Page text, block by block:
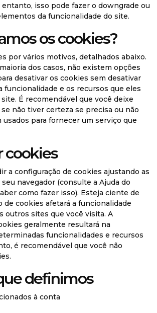
entanto, isso pode fazer o downgrade ou
da funcionalidade do site.
os cookies?
por vários motivos, detalhados abaixo.
dos casos, não existem opções
desativar os cookies sem desativar
funcionalidade e os recursos que eles
É recomendável que você deixe
não tiver certeza se precisa ou não
usados ​​para fornecer um serviço que
cookies
a configuração de cookies ajustando as
navegador (consulte a Ajuda do
como fazer isso). Esteja ciente de
de cookies afetará a funcionalidade
outros sites que você visita. A
geralmente resultará na
funcionalidades e recursos
é recomendável que você não
definimos
à conta